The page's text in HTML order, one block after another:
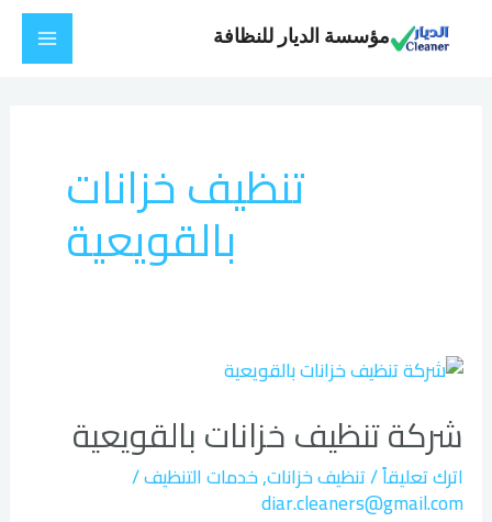
مؤسسة الديار للنظافة
Main
تنظيف خزانات
بالقويعية
شركة تنظيف خزانات بالقويعية
اترك تعليقاً/تنظيف خزانات,خدمات التنظيف/
diar.cleaners@gmail.com
شركة
خزانات
بالقويعية